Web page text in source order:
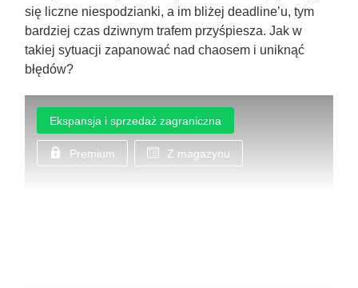
się liczne niespodzianki, a im bliżej deadline’u, tym
bardziej czas dziwnym trafem przyśpiesza. Jak w
takiej sytuacji zapanować nad chaosem i uniknąć
błędów?
Ekspansja i sprzedaż zagraniczna
Premium Z magazynu